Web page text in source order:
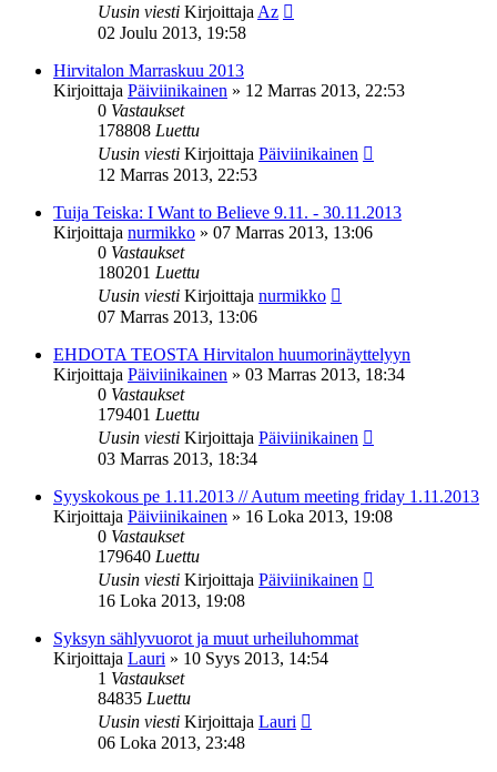
Uusin viesti Kirjoittaja Az
02 Joulu 2013, 19:58
Hirvitalon Marraskuu 2013
Kirjoittaja Päiviinikainen » 12 Marras 2013, 22:53
0 Vastaukset
178808 Luettu
Uusin viesti Kirjoittaja Päiviinikainen
12 Marras 2013, 22:53
Tuija Teiska: I Want to Believe 9.11. - 30.11.2013
Kirjoittaja nurmikko » 07 Marras 2013, 13:06
0 Vastaukset
180201 Luettu
Uusin viesti Kirjoittaja nurmikko
07 Marras 2013, 13:06
EHDOTA TEOSTA Hirvitalon huumorinäyttelyyn
Kirjoittaja Päiviinikainen » 03 Marras 2013, 18:34
0 Vastaukset
179401 Luettu
Uusin viesti Kirjoittaja Päiviinikainen
03 Marras 2013, 18:34
Syyskokous pe 1.11.2013 // Autum meeting friday 1.11.2013
Kirjoittaja Päiviinikainen » 16 Loka 2013, 19:08
0 Vastaukset
179640 Luettu
Uusin viesti Kirjoittaja Päiviinikainen
16 Loka 2013, 19:08
Syksyn sählyvuorot ja muut urheiluhommat
Kirjoittaja Lauri » 10 Syys 2013, 14:54
1 Vastaukset
84835 Luettu
Uusin viesti Kirjoittaja Lauri
06 Loka 2013, 23:48